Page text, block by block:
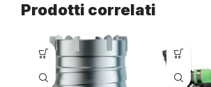
Prodotti correlati